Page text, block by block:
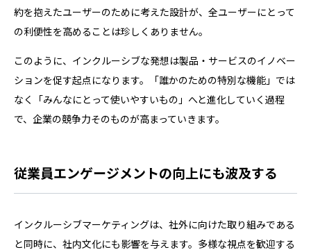
約を抱えたユーザーのために考えた設計が、全ユーザーにとって
の利便性を高めることは珍しくありません。
このように、インクルーシブな発想は製品・サービスのイノベー
ションを促す起点になります。「誰かのための特別な機能」では
なく「みんなにとって使いやすいもの」へと進化していく過程
で、企業の競争力そのものが高まっていきます。
従業員エンゲージメントの向上にも波及する
インクルーシブマーケティングは、社外に向けた取り組みである
と同時に、社内文化にも影響を与えます。多様な視点を歓迎する